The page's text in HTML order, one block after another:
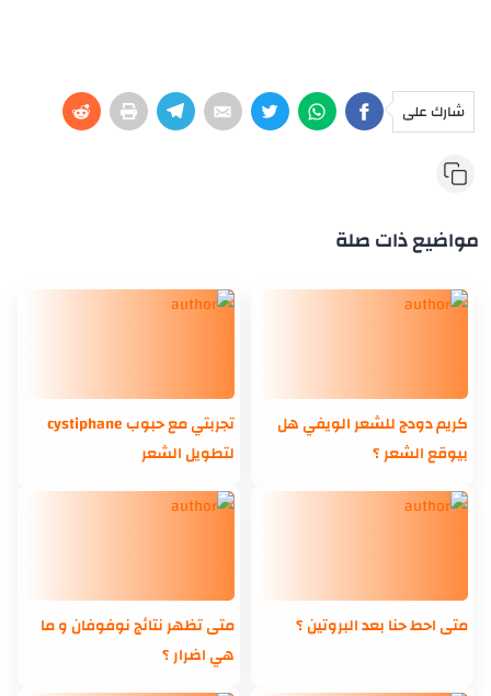
شارك على
مواضيع ذات صلة
كريم دودج للشعر الويفي هل
بيوقع الشعر ؟
تجربتي مع حبوب cystiphane
لتطويل الشعر
متى احط حنا بعد البروتين ؟
متى تظهر نتائج نوفوفان و ما
هي اضرار ؟